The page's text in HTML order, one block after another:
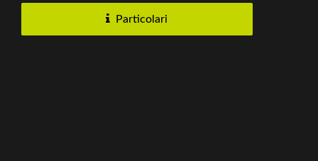
Particolari